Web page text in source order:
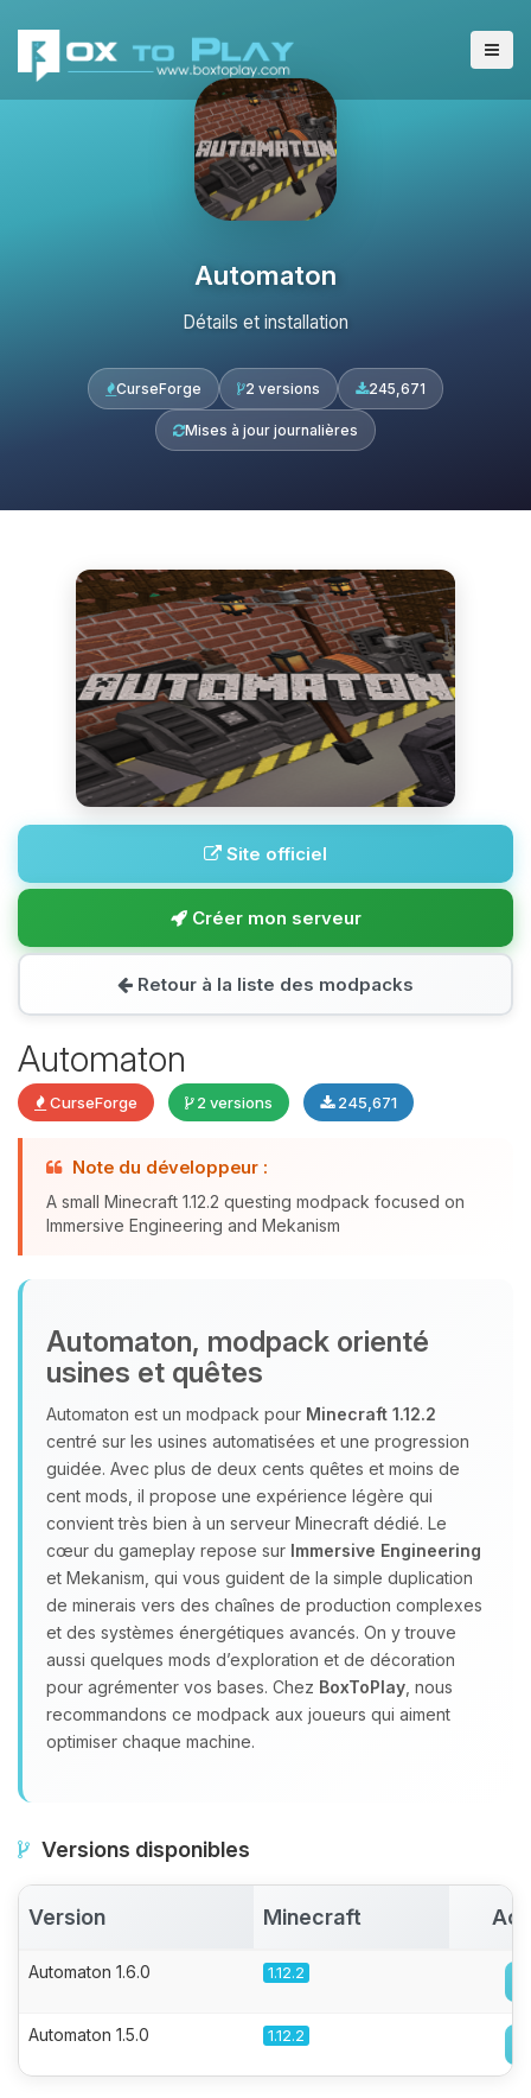
Automaton
Détails et installation
CurseForge 2 versions 245,671
Mises à jour journalières
Site officiel
Créer mon serveur
Retour à la liste des modpacks
Automaton
CurseForge 2 versions 245,671
Note du développeur :
A small Minecraft 1.12.2 questing modpack focused on
Immersive Engineering and Mekanism
Automaton, modpack orienté
usines et quêtes
Automaton est un modpack pour Minecraft 1.12.2
centré sur les usines automatisées et une progression
guidée. Avec plus de deux cents quêtes et moins de
cent mods, il propose une expérience légère qui
convient très bien à un serveur Minecraft dédié. Le
cœur du gameplay repose sur Immersive Engineering
et Mekanism, qui vous guident de la simple duplication
de minerais vers des chaînes de production complexes
et des systèmes énergétiques avancés. On y trouve
aussi quelques mods d’exploration et de décoration
pour agrémenter vos bases. Chez BoxToPlay , nous
recommandons ce modpack aux joueurs qui aiment
optimiser chaque machine.
Versions disponibles
Version Minecraft
Automaton 1.6.0 1.12.2
Automaton 1.5.0 1.12.2
Youpi, enfin quelqu’un pour me
parler ! Moi c’est Choupy, ton petit
assistant BoxToPlay. Dis-moi ce dont